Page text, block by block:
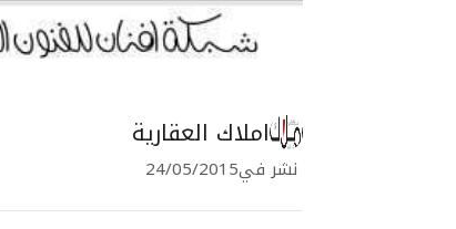
املاك العقارية
نشر في24/05/2015